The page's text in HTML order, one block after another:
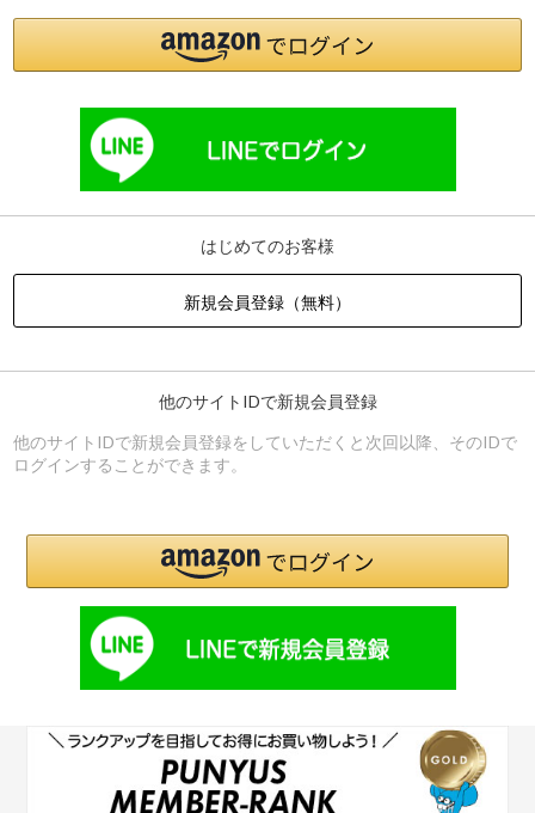
はじめてのお客様
他のサイトIDで新規会員登録
他のサイトIDで新規会員登録をしていただくと次回以降、そのIDで
ログインすることができます。